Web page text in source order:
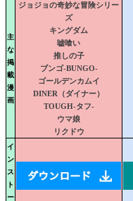
主
な
掲
載
漫
画
ジョジョの奇妙な冒険シリー
ズ
キングダム
嘘喰い
推しの子
ブンゴ-BUNGO-
ゴールデンカムイ
DINER（ダイナー）
TOUGH-タフ-
ウマ娘
リクドウ
イ
ン
ス
ト
ー